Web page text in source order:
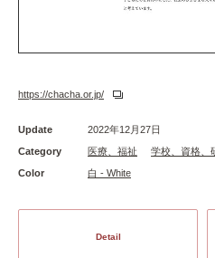
https://chacha.or.jp/
Update
2022年12月27日
Category
医療、福祉
学校、資格、
Color
白 - White
Detail